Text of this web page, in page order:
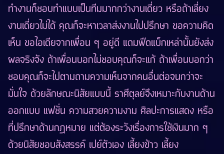
ทำงานก็ชอบทำแบบเป็นทีมมากกว่างานเดี่ยว หรือถ้าเลี่ยง
งานเดี่ยวไม่ได้ คุณก็จะหาเวลาส่งงานไปปรึกษา ขอความคิด
เห็น ขอไอเดียจากเพื่อน ๆ อยู่ดี แถมฟีดแบ็กเหล่านั้นยังส่ง
ผลจริงจัง ถ้าเพื่อนบอกไม่ชอบคุณก็จะแก้ ถ้าเพื่อนบอกว่า
ชอบคุณก็จะไปตามถามความเห็นจากคนอื่นต่อจนกว่าจะ
มั่นใจ ด้วยลักษณะนิสัยแบบนี้ ราศีตุลย์จึงเหมาะกับงานด้าน
ออกแบบ แฟชั่น ความสวยความงาม ศิลปะการแสดง หรือ
ที่ปรึกษาด้านกฎหมาย แต่ต้องระวังเรื่องการใช้เงินมาก ๆ
ด้วยนิสัยชอบสังสรรค์ เปย์ตัวเอง เลี้ยงข้าว เลี้ยง